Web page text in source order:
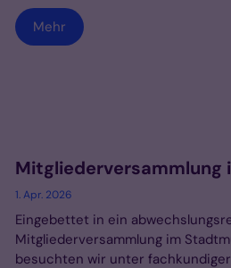
Mehr
Mitgliederversammlung
1. Apr. 2026
Eingebettet in ein
Mitgliederversammlung im
besuchten wir unter fachkundiger